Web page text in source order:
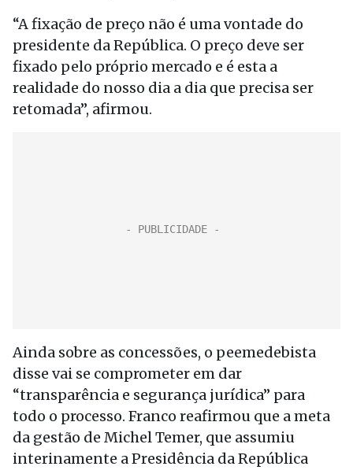
“A fixação de preço não é uma vontade do
presidente da República. O preço deve ser
fixado pelo próprio mercado e é esta a
realidade do nosso dia a dia que precisa ser
retomada”, afirmou.
Ainda sobre as concessões, o peemedebista
disse vai se comprometer em dar
“transparência e segurança jurídica” para
todo o processo. Franco reafirmou que a meta
da gestão de Michel Temer, que assumiu
interinamente a Presidência da República